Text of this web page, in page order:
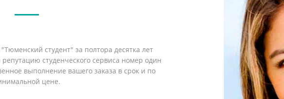
студент" за полтора десятка лет
студенческого сервиса номер один
выполнение вашего заказа в срок и по
цене.